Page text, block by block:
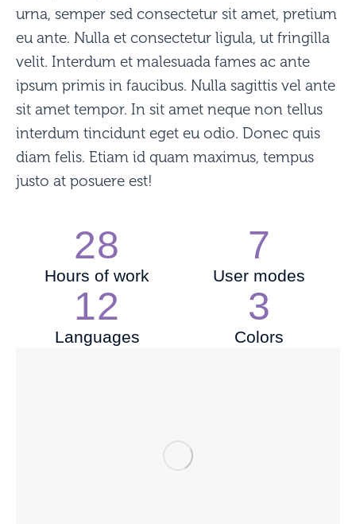
urna, semper sed consectetur sit amet, pretium
eu ante. Nulla et consectetur ligula, ut fringilla
velit. Interdum et malesuada fames ac ante
ipsum primis in faucibus. Nulla sagittis vel ante
sit amet tempor. In sit amet neque non tellus
interdum tincidunt eget eu odio. Donec quis
diam felis. Etiam id quam maximus, tempus
justo at posuere est!
28
Hours of work
7
User modes
12
Languages
3
Colors